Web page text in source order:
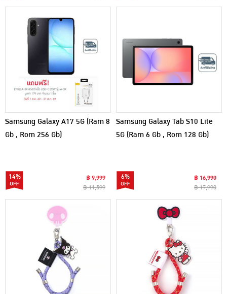
Samsung Galaxy A17 5G (Ram 8
Gb , Rom 256 Gb)
14%
฿ 9,999
฿ 11,599
Samsung Galaxy Tab S10 Lite
5G (Ram 6 Gb , Rom 128 Gb)
6%
฿ 16,990
฿ 17,990